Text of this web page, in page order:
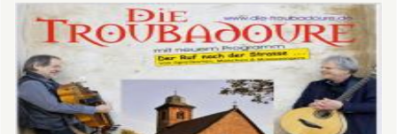
von
Susanne
Seider